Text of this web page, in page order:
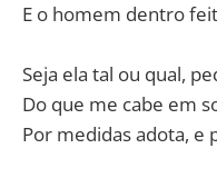
E o homem dentro
Seja ela tal ou qual,
Do que me cabe em
Por medidas adota, e